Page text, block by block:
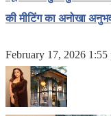
की मीटिंग का अनोखा
February 17, 2026 1:55